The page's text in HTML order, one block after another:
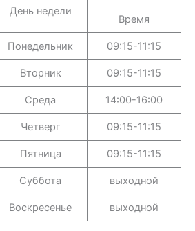
День недели
Время
Понедельник 09:15-11:15
Вторник 09:15-11:15
Среда 14:00-16:00
Четверг 09:15-11:15
Пятница 09:15-11:15
Суббота выходной
Воскресенье выходной